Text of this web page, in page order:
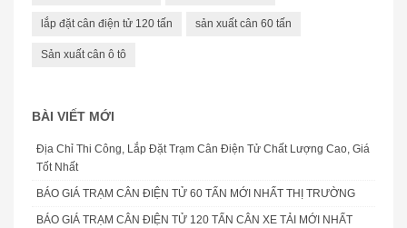
lắp đặt cân điện tử 120 tấn sản xuất cân 60 tấn
Sản xuất cân ô tô
BÀI VIẾT MỚI
Địa Chỉ Thi Công, Lắp Đặt Trạm Cân Điện Tử Chất Lượng Cao, Giá
Tốt Nhất
BÁO GIÁ TRẠM CÂN ĐIỆN TỬ 60 TẤN MỚI NHẤT THỊ TRƯỜNG
BÁO GIÁ TRẠM CÂN ĐIỆN TỬ 120 TẤN CÂN XE TẢI MỚI NHẤT